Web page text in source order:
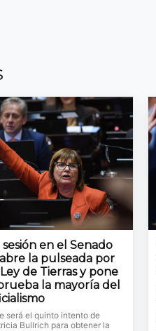
sesión en el Senado
la pulseada por
Ley de Tierras y pone
la mayoría del
será el quinto intento de
Bullrich para obtener la